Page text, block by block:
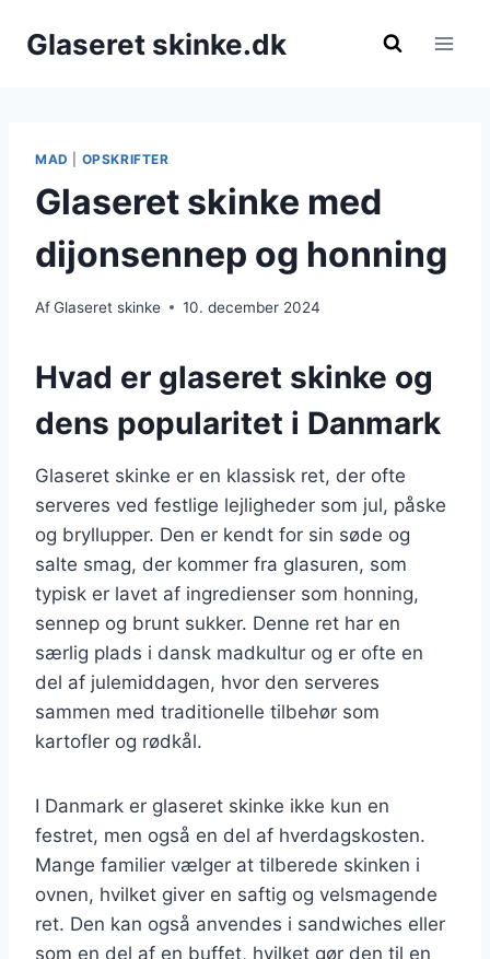
Glaseret skinke.dk
MAD OPSKRIFTER
Glaseret skinke med
dijonsennep og honning
AfGlaseret skinke 10. december 2024
Hvad er glaseret skinke og
dens popularitet i Danmark
Glaseret skinke er en klassisk ret, der ofte
serveres ved festlige lejligheder som jul, påske
og bryllupper. Den er kendt for sin søde og
salte smag, der kommer fra glasuren, som
typisk er lavet af ingredienser som honning,
sennep og brunt sukker. Denne ret har en
særlig plads i dansk madkultur og er ofte en
del af julemiddagen, hvor den serveres
sammen med traditionelle tilbehør som
kartofler og rødkål.
I Danmark er glaseret skinke ikke kun en
festret, men også en del af hverdagskosten.
Mange familier vælger at tilberede skinken i
ovnen, hvilket giver en saftig og velsmagende
ret. Den kan også anvendes i sandwiches eller
som en del af en buffet, hvilket gør den til en